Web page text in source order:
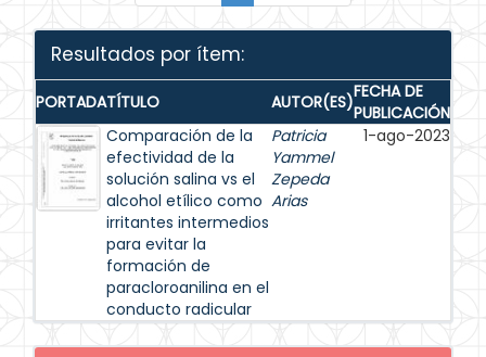
Resultados por ítem:
PORTADATÍTULO AUTOR(ES)FECHA DE
PUBLICACIÓN
Comparación de la
efectividad de la
solución salina vs el
alcohol etílico como
irritantes intermedios
para evitar la
formación de
paracloroanilina en el
conducto radicular
Patricia
Yammel
Zepeda
Arias
1-ago-2023